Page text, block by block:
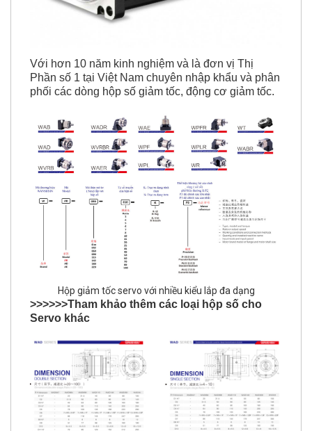
Phần số 1 tại Việt Nam chuyên nhập khẩu và phân
phối các dòng hộp số giảm tốc, động cơ giảm tốc.
Hộp giảm tốc servo với nhiều kiểu lắp đa dạng
>>>>>>Tham khảo thêm các loại hộp số cho
Servo khác